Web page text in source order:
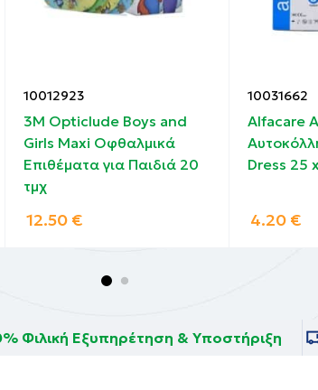
10012923
3M Opticlude Boys and
Girls Maxi Οφθαλμικά
Επιθέματα για Παιδιά 20
τμχ
12.50 €
10031662
Alfacare
Dress 25
4.20 €
Φιλική Εξυπηρέτηση & Υποστήριξη